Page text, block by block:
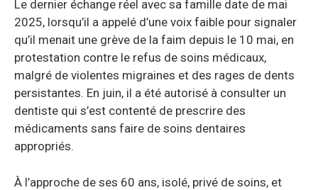
Le dernier échange réel avec sa famille date de mai
2025, lorsqu’il a appelé d’une voix faible pour signaler
qu’il menait une grève de la faim depuis le 10 mai, en
protestation contre le refus de soins médicaux,
malgré de violentes migraines et des rages de dents
persistantes. En juin, il a été autorisé à consulter un
dentiste qui s’est contenté de prescrire des
médicaments sans faire de soins dentaires
appropriés.
À l’approche de ses 60 ans, isolé, privé de soins, et